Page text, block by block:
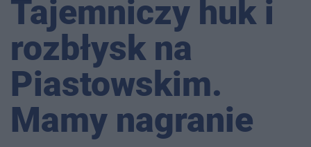
Tajemniczy huk i
rozbłysk na
Piastowskim.
Mamy nagranie